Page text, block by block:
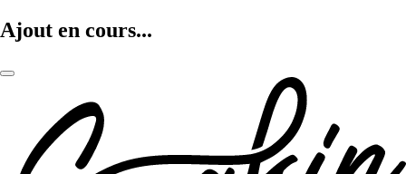
Ajout en cours...